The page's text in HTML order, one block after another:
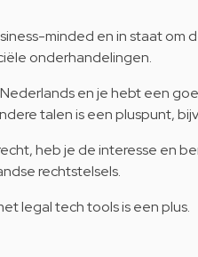
minded en in staat om
onderhandelingen.
en je hebt een
talen is een pluspunt,
heb je de interesse en
rechtstelsels.
legal tech tools is een plus.